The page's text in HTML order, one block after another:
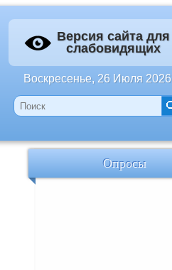
Версия сайта для
слабовидящих
Воскресенье, 26 Июля 2026
Опросы